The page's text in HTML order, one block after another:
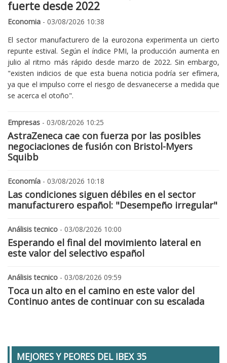
fuerte desde 2022
Economia - 03/08/2026 10:38
El sector manufacturero de la eurozona experimenta un cierto
repunte estival. Según el índice PMI, la producción aumenta en
julio al ritmo más rápido desde marzo de 2022. Sin embargo,
"existen indicios de que esta buena noticia podría ser efímera,
ya que el impulso corre el riesgo de desvanecerse a medida que
se acerca el otoño".
Empresas - 03/08/2026 10:25
AstraZeneca cae con fuerza por las posibles
negociaciones de fusión con Bristol-Myers
Squibb
Economía - 03/08/2026 10:18
Las condiciones siguen débiles en el sector
manufacturero español: "Desempeño irregular"
Análisis tecnico - 03/08/2026 10:00
Esperando el final del movimiento lateral en
este valor del selectivo español
Análisis tecnico - 03/08/2026 09:59
Toca un alto en el camino en este valor del
Continuo antes de continuar con su escalada
MEJORES Y PEORES DEL IBEX 35